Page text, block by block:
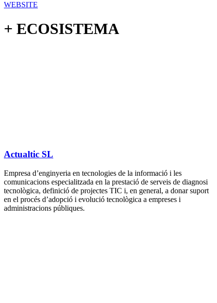
WEBSITE
+ ECOSISTEMA
Actualtic SL
​Empresa d’enginyeria en tecnologies de la informació i les
comunicacions especialitzada en la prestació de serveis de diagnosi
tecnològica, definició de projectes TIC i, en general, a donar suport
en el procés d’adopció i evolució tecnològica a empreses i
administracions públiques.